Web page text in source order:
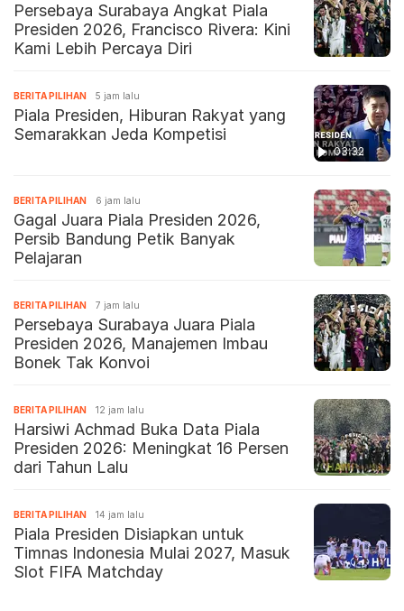
Persebaya Surabaya Angkat Piala
Presiden 2026, Francisco Rivera: Kini
Kami Lebih Percaya Diri
03:32
BERITA PILIHAN 5 jam lalu
Piala Presiden, Hiburan Rakyat yang
Semarakkan Jeda Kompetisi
BERITA PILIHAN 6 jam lalu
Gagal Juara Piala Presiden 2026,
Persib Bandung Petik Banyak
Pelajaran
BERITA PILIHAN 7 jam lalu
Persebaya Surabaya Juara Piala
Presiden 2026, Manajemen Imbau
Bonek Tak Konvoi
BERITA PILIHAN 12 jam lalu
Harsiwi Achmad Buka Data Piala
Presiden 2026: Meningkat 16 Persen
dari Tahun Lalu
BERITA PILIHAN 14 jam lalu
Piala Presiden Disiapkan untuk
Timnas Indonesia Mulai 2027, Masuk
Slot FIFA Matchday